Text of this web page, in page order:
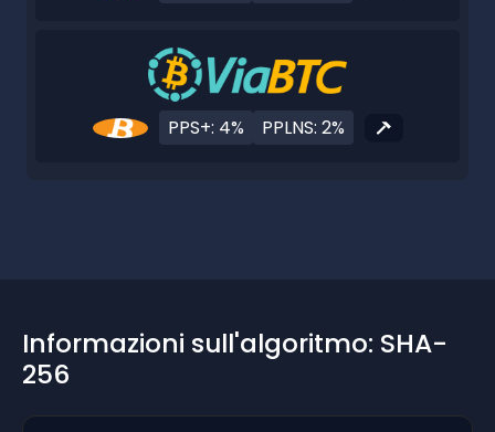
PPS+: 4% PPLNS: 2%
Informazioni sull'algoritmo: SHA-
256